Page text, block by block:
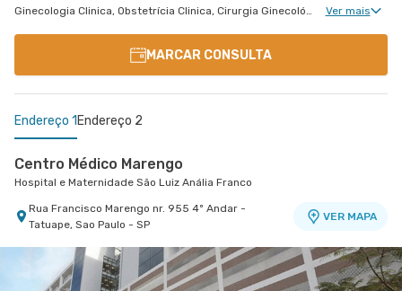
Ginecologia Clinica, Obstetrícia Clinica, Cirurgia Ginecológica, Núcleo de Endometriose, Cirurgia Oncológica Ginecológica, Ginecologia Oncológica, Miomatose Uterina(Miomas), Ginecologia Videohisteroscopia Ver mais
MARCAR CONSULTA
Endereço 1 Endereço 2
Centro Médico Marengo
Hospital e Maternidade São Luiz Anália Franco
Rua Francisco Marengo nr. 955 4º Andar -
Tatuape, Sao Paulo - SP
VER MAPA
Centro Médico São Luiz São Caetano - Unidade
Cerâmica
Hospital e Maternidade São Luiz São Caetano